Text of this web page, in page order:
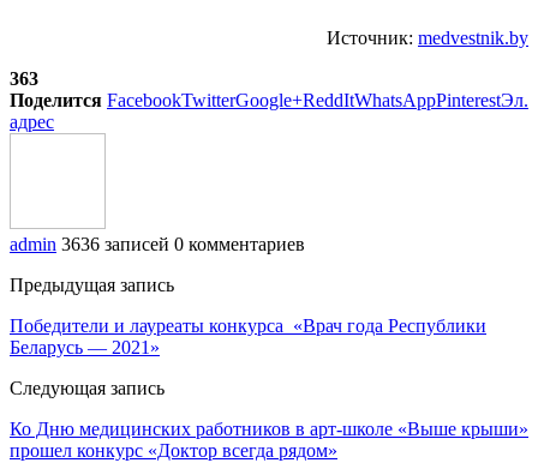
Источник: medvestnik.by
363
Поделится FacebookTwitterGoogle+ReddItWhatsAppPinterestЭл.
адрес
admin 3636 записей 0 комментариев
Предыдущая запись
Победители и лауреаты конкурса «Врач года Республики
Беларусь — 2021»
Следующая запись
Ко Дню медицинских работников в арт-школе «Выше крыши»
прошел конкурс «Доктор всегда рядом»